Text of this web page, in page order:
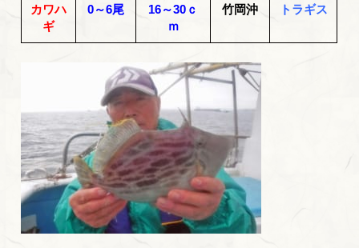
カワハ
ギ
0～6尾
16～30ｃ
ｍ
竹岡沖 トラギス